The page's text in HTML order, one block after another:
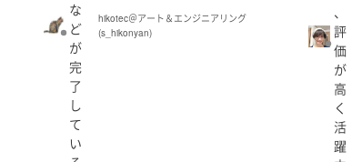
な
ど
が
完
了
し
て
い
hikotec＠アート＆エンジニアリング
(s_hikonyan)
、
評
価
が
高
く
活
躍